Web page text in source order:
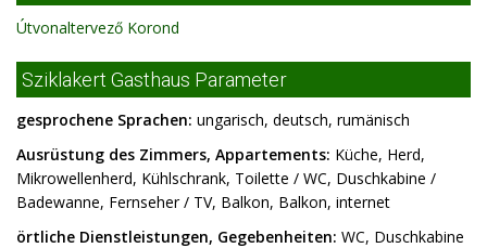
Útvonaltervező Korond
Sziklakert Gasthaus Parameter
gesprochene Sprachen: ungarisch, deutsch, rumänisch
Ausrüstung des Zimmers, Appartements: Küche, Herd,
Mikrowellenherd, Kühlschrank, Toilette / WC, Duschkabine /
Badewanne, Fernseher / TV, Balkon, Balkon, internet
örtliche Dienstleistungen, Gegebenheiten: WC, Duschkabine